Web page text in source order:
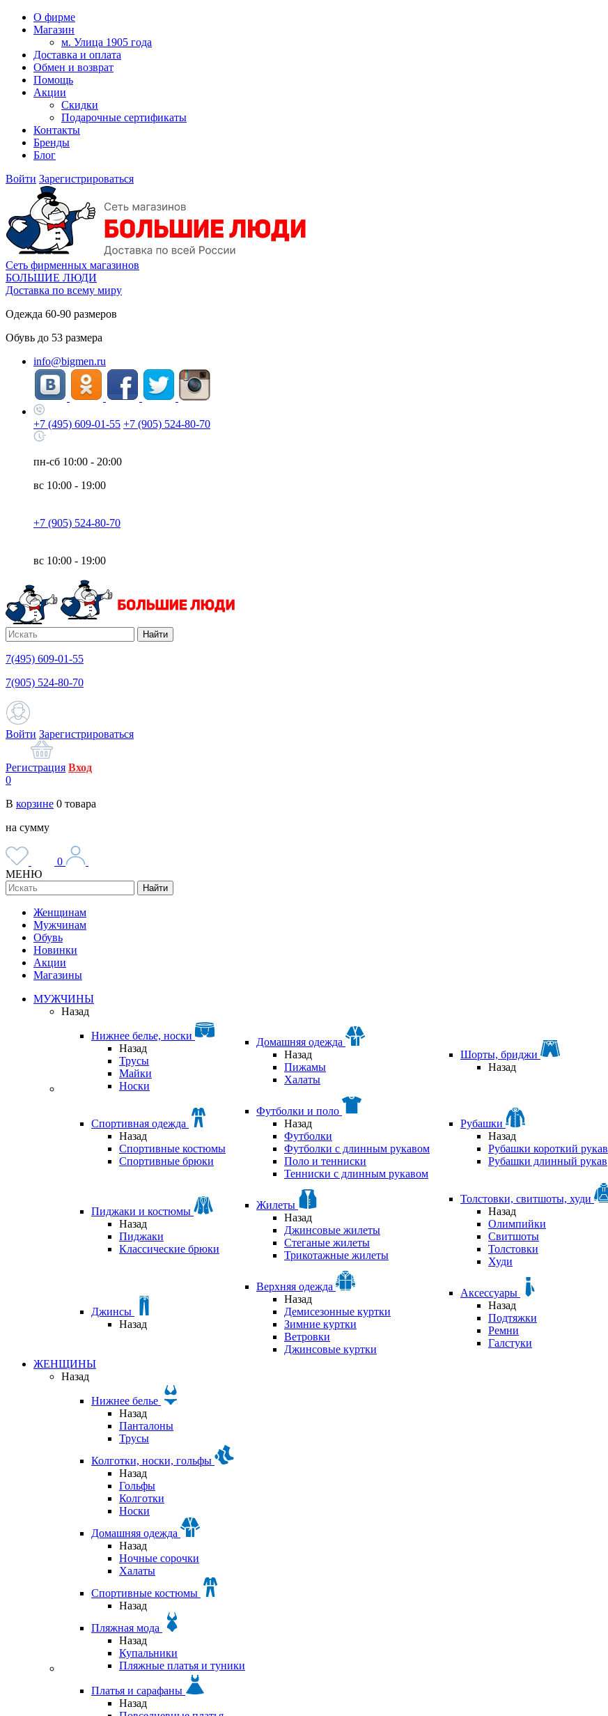
О фирме
Магазин
м. Улица 1905 года
Доставка и оплата
Обмен и возврат
Помощь
Акции
Скидки
Подарочные сертификаты
Контакты
Бренды
Блог
Войти Зарегистрироваться
Сеть фирменных магазинов
БОЛЬШИЕ ЛЮДИ
Доставка по всему миру
Одежда 60-90 размеров
Обувь до 53 размера
info@bigmen.ru
+7 (495) 609-01-55 +7 (905) 524-80-70
пн-сб 10:00 - 20:00
вс 10:00 - 19:00
+7 (905) 524-80-70
вс 10:00 - 19:00
Найти
7(495) 609-01-55
7(905) 524-80-70
Войти Зарегистрироваться
Регистрация Вход
0
В корзине 0 товара
на сумму
0
МЕНЮ
Найти
Женщинам
Мужчинам
Обувь
Новинки
Акции
Магазины
МУЖЧИНЫ
Назад
Нижнее белье, носки
Назад
Трусы
Майки
Носки
Домашняя одежда
Назад
Пижамы
Халаты
Шорты, бриджи
Назад
Спортивная одежда
Назад
Спортивные костюмы
Спортивные брюки
Футболки и поло
Назад
Футболки
Футболки с длинным рукавом
Поло и тенниски
Тенниски с длинным рукавом
Рубашки
Назад
Рубашки короткий рукав
Рубашки длинный рукав
Пиджаки и костюмы
Назад
Пиджаки
Классические брюки
Жилеты
Назад
Джинсовые жилеты
Стеганые жилеты
Трикотажные жилеты
Толстовки, свитшоты, худи
Назад
Олимпийки
Свитшоты
Толстовки
Худи
Джинсы
Назад
Верхняя одежда
Назад
Демисезонные куртки
Зимние куртки
Ветровки
Джинсовые куртки
Аксессуары
Назад
Подтяжки
Ремни
Галстуки
ЖЕНЩИНЫ
Назад
Нижнее белье
Назад
Панталоны
Трусы
Колготки, носки, гольфы
Назад
Гольфы
Колготки
Носки
Домашняя одежда
Назад
Ночные сорочки
Халаты
Спортивные костюмы
Назад
Пляжная мода
Назад
Купальники
Пляжные платья и туники
Платья и сарафаны
Назад